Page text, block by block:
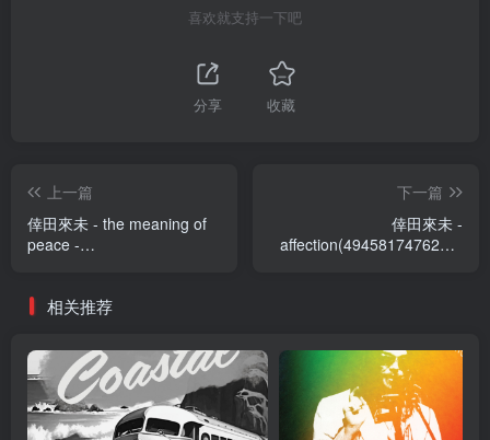
喜欢就支持一下吧
分享 收藏
上一篇
倖田來未 - the meaning of
peace -
下一篇
倖田來未 -
affection(4945817476234)
相关推荐